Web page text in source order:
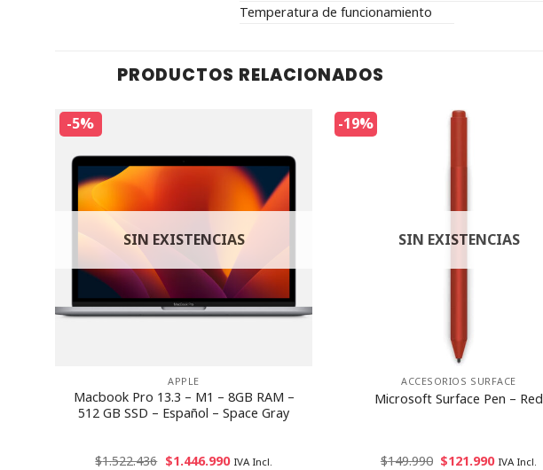
Temperatura de funcionamiento
PRODUCTOS RELACIONADOS
-5%
SIN EXISTENCIAS
APPLE
Macbook Pro 13.3 – M1 – 8GB RAM –
512 GB SSD – Español – Space Gray
$1.522.436 $1.446.990 IVA Incl.
-19%
SIN EXISTENCIAS
ACCESORIOS SURFACE
Microsoft Surface Pen – Red
$149.990 $121.990 IVA Incl.